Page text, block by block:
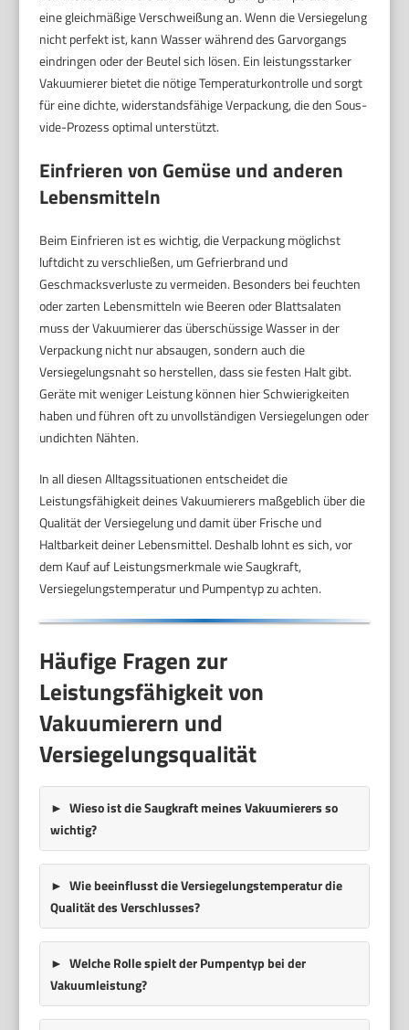
eine gleichmäßige Verschweißung an. Wenn die Versiegelung
nicht perfekt ist, kann Wasser während des Garvorgangs
eindringen oder der Beutel sich lösen. Ein leistungsstarker
Vakuumierer bietet die nötige Temperaturkontrolle und sorgt
für eine dichte, widerstandsfähige Verpackung, die den Sous-
vide-Prozess optimal unterstützt.
Einfrieren von Gemüse und anderen
Lebensmitteln
Beim Einfrieren ist es wichtig, die Verpackung möglichst
luftdicht zu verschließen, um Gefrierbrand und
Geschmacksverluste zu vermeiden. Besonders bei feuchten
oder zarten Lebensmitteln wie Beeren oder Blattsalaten
muss der Vakuumierer das überschüssige Wasser in der
Verpackung nicht nur absaugen, sondern auch die
Versiegelungsnaht so herstellen, dass sie festen Halt gibt.
Geräte mit weniger Leistung können hier Schwierigkeiten
haben und führen oft zu unvollständigen Versiegelungen oder
undichten Nähten.
In all diesen Alltagssituationen entscheidet die
Leistungsfähigkeit deines Vakuumierers maßgeblich über die
Qualität der Versiegelung und damit über Frische und
Haltbarkeit deiner Lebensmittel. Deshalb lohnt es sich, vor
dem Kauf auf Leistungsmerkmale wie Saugkraft,
Versiegelungstemperatur und Pumpentyp zu achten.
Häufige Fragen zur
Leistungsfähigkeit von
Vakuumierern und
Versiegelungsqualität
Wieso ist die Saugkraft meines Vakuumierers so
wichtig?
Wie beeinflusst die Versiegelungstemperatur die
Qualität des Verschlusses?
Welche Rolle spielt der Pumpentyp bei der
Vakuumleistung?